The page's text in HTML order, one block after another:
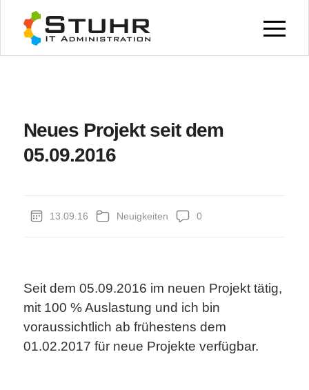
Neues Projekt seit dem
05.09.2016
13.09.16 Neuigkeiten 0
Seit dem 05.09.2016 im neuen Projekt tätig,
mit 100 % Auslastung und ich bin
voraussichtlich ab frühestens dem
01.02.2017 für neue Projekte verfügbar.